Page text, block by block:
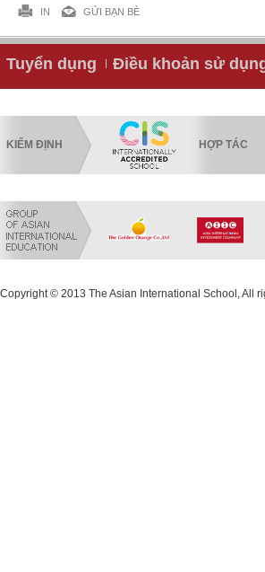
IN GỬI BẠN BÈ
Tuyển dụng Điều khoản sử
KIỂM ĐỊNH HỢP TÁC
Copyright © 2013 The Asian International School, All